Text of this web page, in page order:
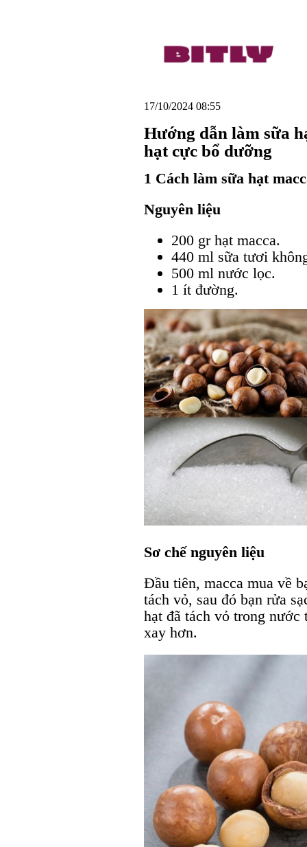
17/10/2024 08:55
Hướng dẫn làm sữa
hạt cực bổ dưỡng
1 Cách làm sữa hạt
Nguyên liệu
200 gr hạt macca.
440 ml sữa tươi
500 ml nước lọc.
1 ít đường.
Sơ chế nguyên liệu
Đầu tiên, macca mua về
tách vỏ, sau đó bạn rửa
hạt đã tách vỏ trong
xay hơn.